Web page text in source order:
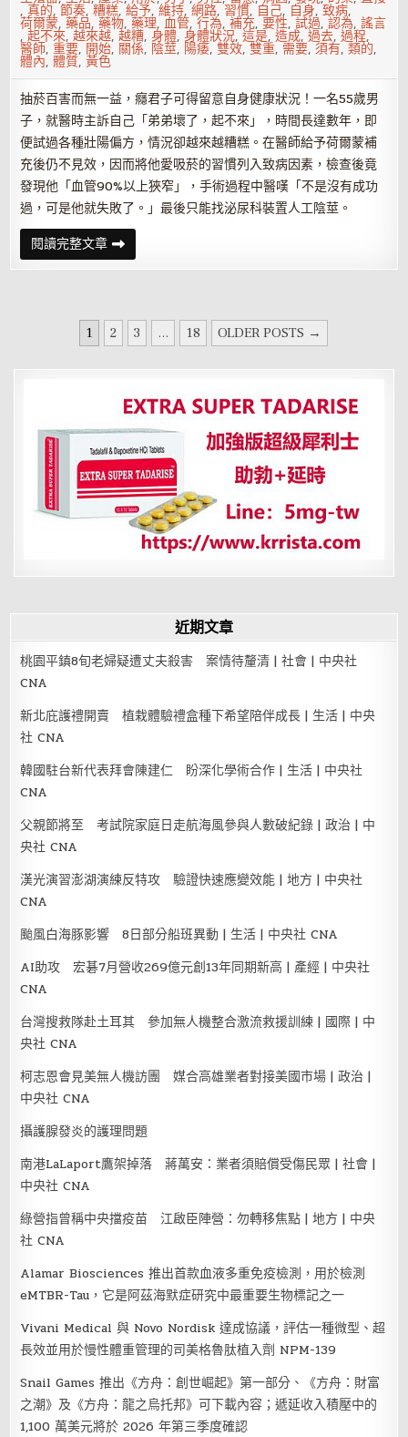
,真的,節奏,糟糕,給予,維持,網路, 習慣, 自己, 自身,致病,
荷爾蒙,藥品,藥物,藥理,血管,行為,補充,要性,試過,認為,謠言
,起不來,越來越,越糟,身體,身體狀況,這是,造成,過去,過程,
醫師,重要, 開始, 關係, 陰莖, 陽痿,雙效,雙重,需要,須有,類的,
體內,體質,黃色
抽菸百害而無一益，癮君子可得留意自身健康狀況！一名55歲男
子，就醫時主訴自己「弟弟壞了，起不來」，時間長達數年，即
便試過各種壯陽偏方，情況卻越來越糟糕。在醫師給予荷爾蒙補
充後仍不見效，因而將他愛吸菸的習慣列入致病因素，檢查後竟
發現他「血管90%以上狹窄」，手術過程中醫嘆「不是沒有成功
過，可是他就失敗了。」最後只能找泌尿科裝置人工陰莖。
閱讀完整文章抽
煙
會
起
嗎？
勃
功
礙
抽
煙
有
什
麼
關
係？
1 2 3 ... 18 OLDER POSTS →
近期文章
桃園平鎮8旬老婦疑遭丈夫殺害 案情待釐清 | 社會 | 中央社
CNA
新北庇護禮開賣 植栽體驗禮盒種下希望陪伴成長 | 生活 | 中央
社 CNA
韓國駐台新代表拜會陳建仁 盼深化學術合作 | 生活 | 中央社
CNA
父親節將至 考試院家庭日走航海風參與人數破紀錄 | 政治 | 中
央社 CNA
漢光演習澎湖演練反特攻 驗證快速應變效能 | 地方 | 中央社
CNA
颱風白海豚影響 8日部分船班異動 | 生活 | 中央社 CNA
AI助攻 宏碁7月營收269億元創13年同期新高 | 產經 | 中央社
CNA
台灣搜救隊赴土耳其 參加無人機整合激流救援訓練 | 國際 | 中
央社 CNA
柯志恩會見美無人機訪團 媒合高雄業者對接美國市場 | 政治 |
中央社 CNA
攝護腺發炎的護理問題
南港LaLaport鷹架掉落 蔣萬安：業者須賠償受傷民眾 | 社會 |
中央社 CNA
綠營指曾稱中央擋疫苗 江啟臣陣營：勿轉移焦點 | 地方 | 中央
社 CNA
Alamar Biosciences 推出首款血液多重免疫檢測，用於檢測
eMTBR-Tau，它是阿茲海默症研究中最重要生物標記之一
Vivani Medical 與 Novo Nordisk 達成協議，評估一種微型、超
長效並用於慢性體重管理的司美格魯肽植入劑 NPM-139
Snail Games 推出《方舟：創世崛起》第一部分、《方舟：財富
之潮》及《方舟：龍之烏托邦》可下載內容；遞延收入積壓中的
1,100 萬美元將於 2026 年第三季度確認